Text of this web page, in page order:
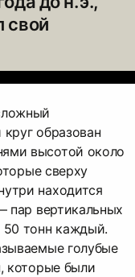
свой
образован
высотой около
сверху
находится
​пар вертикальных
50 тонн каждый.
голубые
которые были